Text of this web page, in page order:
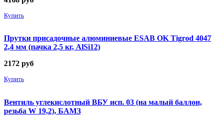
Купить
Прутки присадочные алюминиевые ESAB OK Tigrod 4047
2,4 мм (пачка 2,5 кг, AlSi12)
2172 руб
Купить
Вентиль углекислотный ВБУ исп. 03 (на малый баллон,
резьба W 19,2), БАМЗ